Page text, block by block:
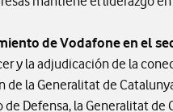
de Vodafone en el
y la adjudicación de la
la Generalitat de
Defensa, la Generalitat de